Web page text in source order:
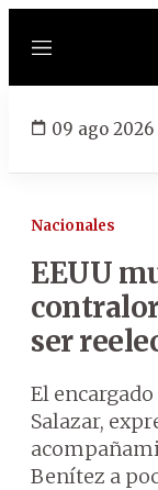
Menú
09 ago 2026
Nacionales
EEUU
ser
El encargado
Salazar,
Benítez a